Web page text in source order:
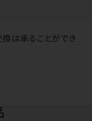
換は承ることができ